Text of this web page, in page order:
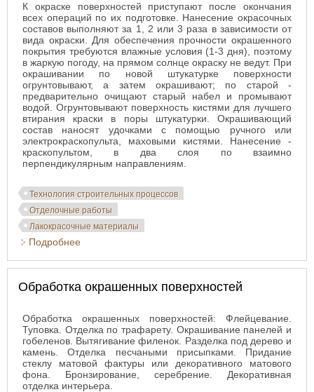
К окраске поверхностей приступают после окончания
всех операций по их подготовке. Нанесение окрасочных
составов выполняют за 1, 2 или 3 раза в зависимости от
вида окраски. Для обеспечения прочности окрашенного
покрытия требуются влажные условия (1-3 дня), поэтому
в жаркую погоду, на прямом солнце окраску не ведут. При
окрашивании по новой штукатурке поверхности
огрунтовывают, а затем окрашивают; по старой -
предварительно очищают старый набел и промывают
водой. Огрунтовывают поверхность кистями для лучшего
втирания краски в поры штукатурки. Окрашивающий
состав наносят удочками с помощью ручного или
электрокраскопульта, маховыми кистями. Нанесение -
краскопультом, в два слоя по взаимно
перпендикулярным направлениям.
Технология строительных процессов
Отделочные работы
Лакокрасочные материалы
Подробнее
Обработка окрашенных поверхностей
Обработка окрашенных поверхностей: Флейцевание.
Туповка. Отделка по трафарету. Окрашивание панелей и
гобеленов. Вытягивание филенок. Разделка под дерево и
камень. Отделка песчаными присыпками. Придание
стеклу матовой фактуры или декоративного матового
фона. Бронзирование, серебрение. Декоративная
отделка интерьера.